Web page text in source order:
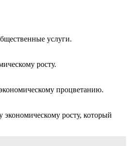
услуги.
росту.
процветанию.
росту, который